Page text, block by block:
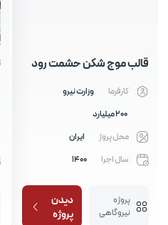
قالب موج شکن حشمت رود
کارفرما
وزارت نیرو
محل پروژ
ایران
سال اجرا
1400
پروژه
نیروگاهی
دیدن
پروژه